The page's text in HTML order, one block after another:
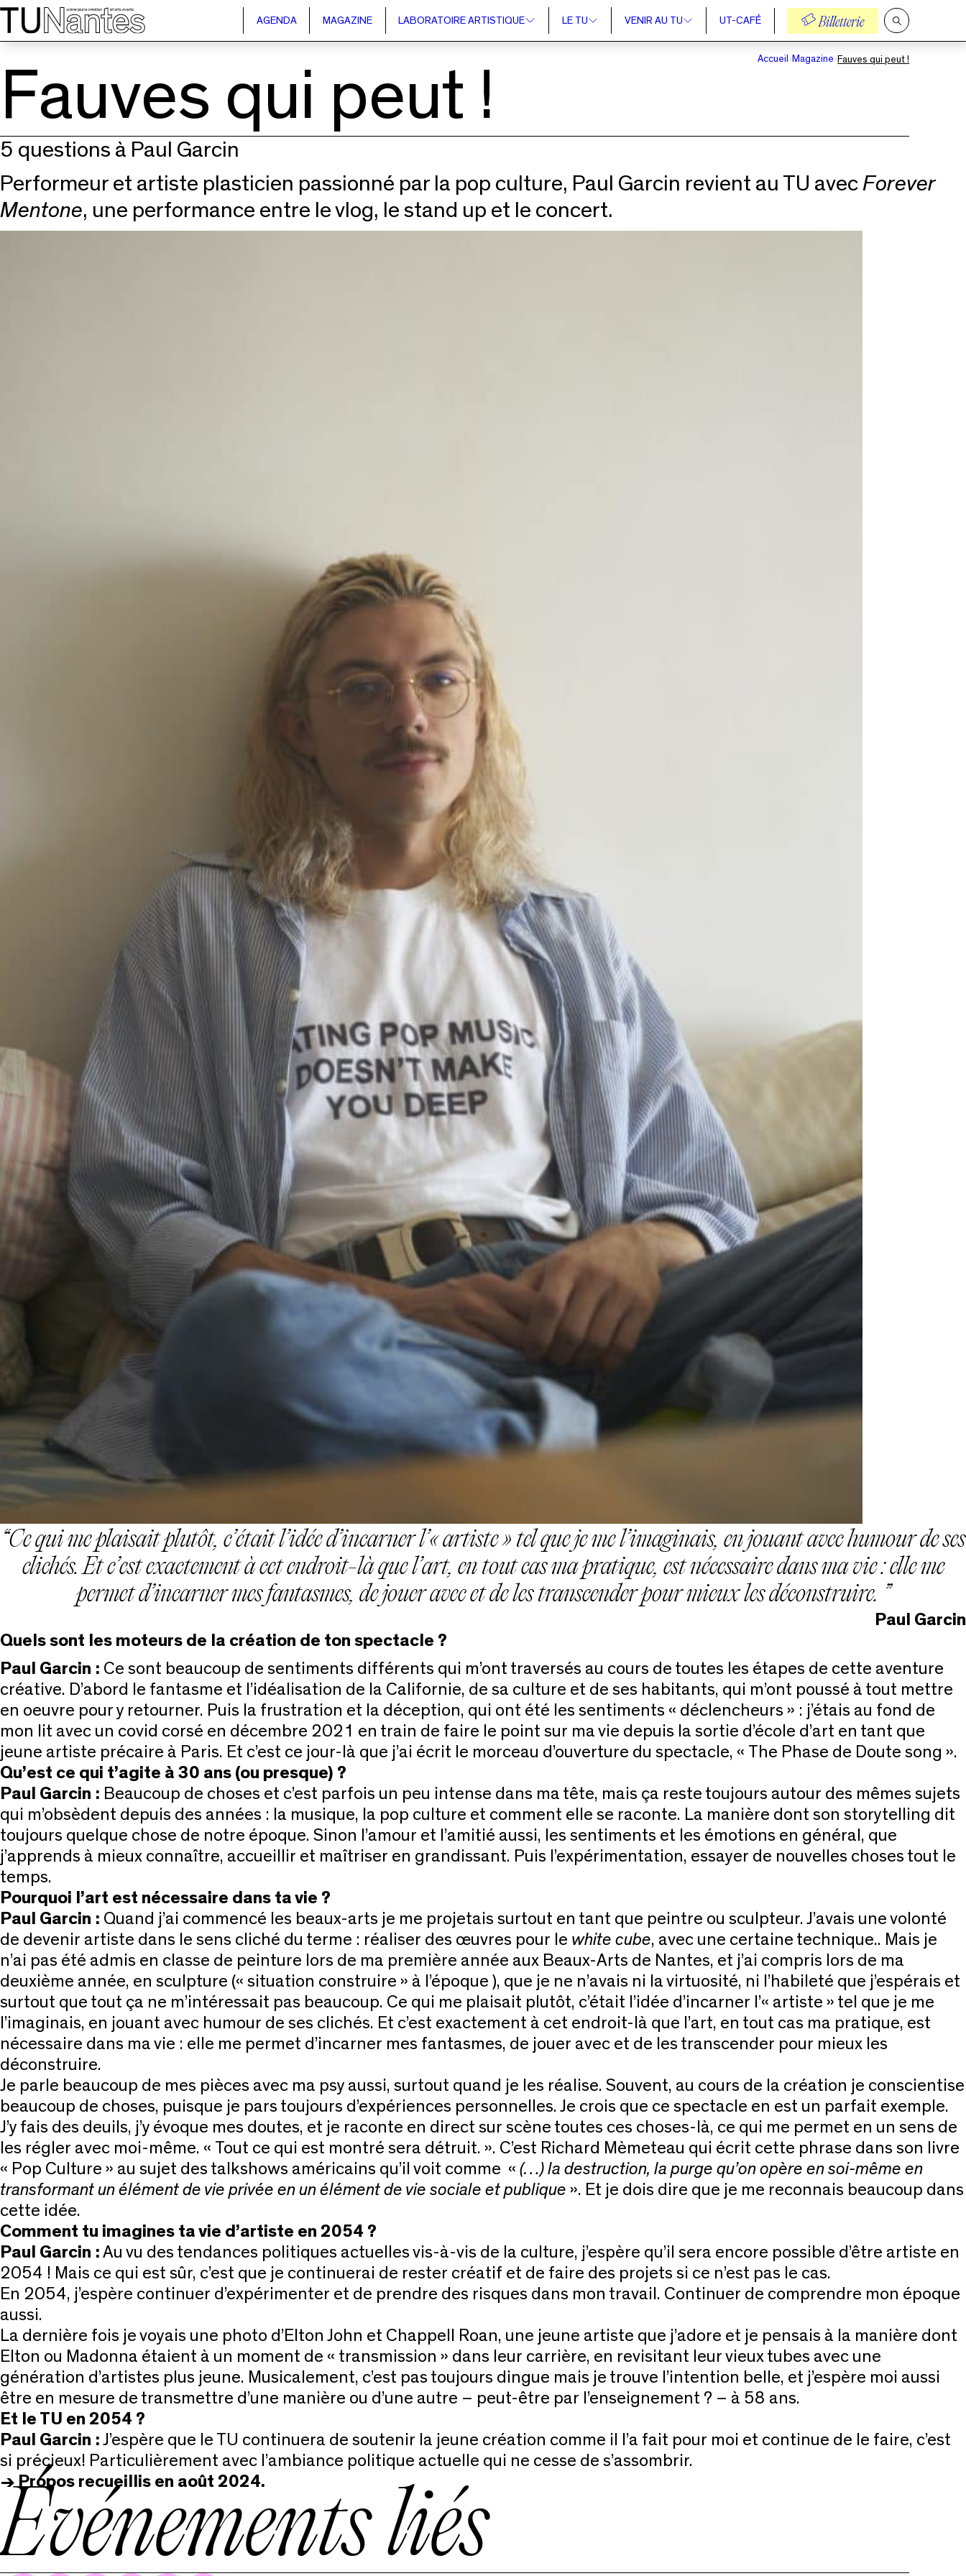
Passer directement à la navigation
Passer directement au contenu principal
AGENDA MAGAZINE LABORATOIRE ARTISTIQUE LE TU VENIR AU TU UT-CAFÉ Billetterie
Ouvrir
la
recherche
Accueil
Magazine Fauves qui peut !
Fauves qui peut !
5 questions à Paul Garcin
Performeur et artiste plasticien passionné par la pop culture, Paul Garcin revient au TU avec Forever
Mentone, une performance entre le vlog, le stand up et le concert.
Ce qui me plaisait plutôt, c’était l’idée d’incarner l’« artiste » tel que je me l’imaginais, en jouant avec humour de ses
clichés. Et c’est exactement à cet endroit-là que l’art, en tout cas ma pratique, est nécessaire dans ma vie : elle me
permet d’incarner mes fantasmes, de jouer avec et de les transcender pour mieux les déconstruire.
Paul Garcin
Quels sont les moteurs de la création de ton spectacle ?
Paul Garcin : Ce sont beaucoup de sentiments différents qui m’ont traversés au cours de toutes les étapes de cette aventure
créative. D’abord le fantasme et l’idéalisation de la Californie, de sa culture et de ses habitants, qui m’ont poussé à tout mettre
en oeuvre pour y retourner. Puis la frustration et la déception, qui ont été les sentiments « déclencheurs » : j’étais au fond de
mon lit avec un covid corsé en décembre 2021 en train de faire le point sur ma vie depuis la sortie d’école d’art en tant que
jeune artiste précaire à Paris. Et c’est ce jour-là que j’ai écrit le morceau d’ouverture du spectacle, « The Phase de Doute song ».
Qu’est ce qui t’agite à 30 ans (ou presque) ?
Paul Garcin : Beaucoup de choses et c’est parfois un peu intense dans ma tête, mais ça reste toujours autour des mêmes sujets
qui m’obsèdent depuis des années : la musique, la pop culture et comment elle se raconte. La manière dont son storytelling dit
toujours quelque chose de notre époque. Sinon l’amour et l’amitié aussi, les sentiments et les émotions en général, que
j’apprends à mieux connaître, accueillir et maîtriser en grandissant. Puis l’expérimentation, essayer de nouvelles choses tout le
temps.
Pourquoi l’art est nécessaire dans ta vie ?
Paul Garcin : Quand j’ai commencé les beaux-arts je me projetais surtout en tant que peintre ou sculpteur. J’avais une volonté
de devenir artiste dans le sens cliché du terme : réaliser des œuvres pour le white cube, avec une certaine technique.. Mais je
n’ai pas été admis en classe de peinture lors de ma première année aux Beaux-Arts de Nantes, et j’ai compris lors de ma
deuxième année, en sculpture (« situation construire » à l’époque ), que je ne n’avais ni la virtuosité, ni l’habileté que j’espérais et
surtout que tout ça ne m’intéressait pas beaucoup. Ce qui me plaisait plutôt, c’était l’idée d’incarner l’« artiste » tel que je me
l’imaginais, en jouant avec humour de ses clichés. Et c’est exactement à cet endroit-là que l’art, en tout cas ma pratique, est
nécessaire dans ma vie : elle me permet d’incarner mes fantasmes, de jouer avec et de les transcender pour mieux les
déconstruire.
Je parle beaucoup de mes pièces avec ma psy aussi, surtout quand je les réalise. Souvent, au cours de la création je conscientise
beaucoup de choses, puisque je pars toujours d’expériences personnelles. Je crois que ce spectacle en est un parfait exemple.
J’y fais des deuils, j’y évoque mes doutes, et je raconte en direct sur scène toutes ces choses-là, ce qui me permet en un sens de
les régler avec moi-même. « Tout ce qui est montré sera détruit. ». C’est Richard Mèmeteau qui écrit cette phrase dans son livre
« Pop Culture » au sujet des talkshows américains qu’il voit comme « (…) la destruction, la purge qu’on opère en soi-même en
transformant un élément de vie privée en un élément de vie sociale et publique ». Et je dois dire que je me reconnais beaucoup dans
cette idée.
Comment tu imagines ta vie d’artiste en 2054 ?
Paul Garcin : Au vu des tendances politiques actuelles vis-à-vis de la culture, j’espère qu’il sera encore possible d’être artiste en
2054 ! Mais ce qui est sûr, c’est que je continuerai de rester créatif et de faire des projets si ce n’est pas le cas.
En 2054, j’espère continuer d’expérimenter et de prendre des risques dans mon travail. Continuer de comprendre mon époque
aussi.
La dernière fois je voyais une photo d’Elton John et Chappell Roan, une jeune artiste que j’adore et je pensais à la manière dont
Elton ou Madonna étaient à un moment de « transmission » dans leur carrière, en revisitant leur vieux tubes avec une
génération d’artistes plus jeune. Musicalement, c’est pas toujours dingue mais je trouve l’intention belle, et j’espère moi aussi
être en mesure de transmettre d’une manière ou d’une autre – peut-être par l’enseignement ? – à 58 ans.
Et le TU en 2054 ?
Paul Garcin : J’espère que le TU continuera de soutenir la jeune création comme il l’a fait pour moi et continue de le faire, c’est
si précieux! Particulièrement avec l’ambiance politique actuelle qui ne cesse de s’assombrir.
-> Propos recueillis en août 2024.
Événements liés